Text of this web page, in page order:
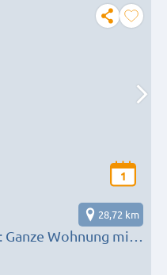
1
Wohnung mit
28,72 km